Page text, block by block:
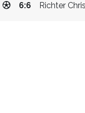
Richter
6:6